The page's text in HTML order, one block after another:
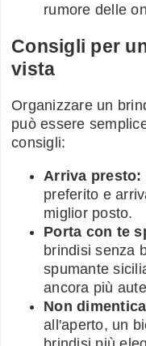
rumore delle
Consigli per
vista
Organizzare un
può essere
consigli:
Arriva presto:
preferito e
miglior posto.
Porta con te
brindisi senza
spumante
ancora più
Non
all'aperto, un